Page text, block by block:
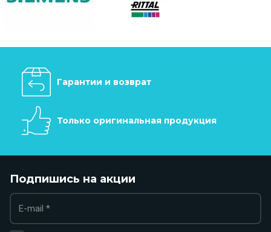
Гарантии и возврат
Только оригинальная продукция
Подпишись на акции